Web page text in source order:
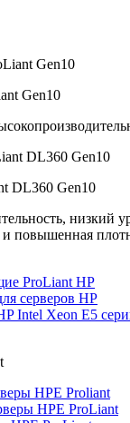
Gen10
DL360 Gen10
низкий
и повышенная
ProLiant HP
серверов HP
Intel Xeon E5
HPE Proliant
HPE ProLiant